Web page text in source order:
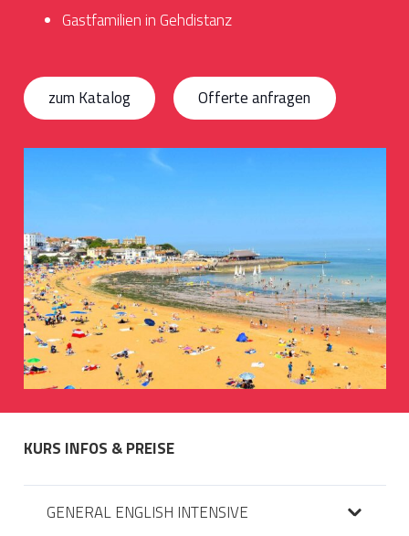
Gastfamilien in Gehdistanz
zum Katalog Offerte anfragen
KURS INFOS & PREISE
GENERAL ENGLISH INTENSIVE